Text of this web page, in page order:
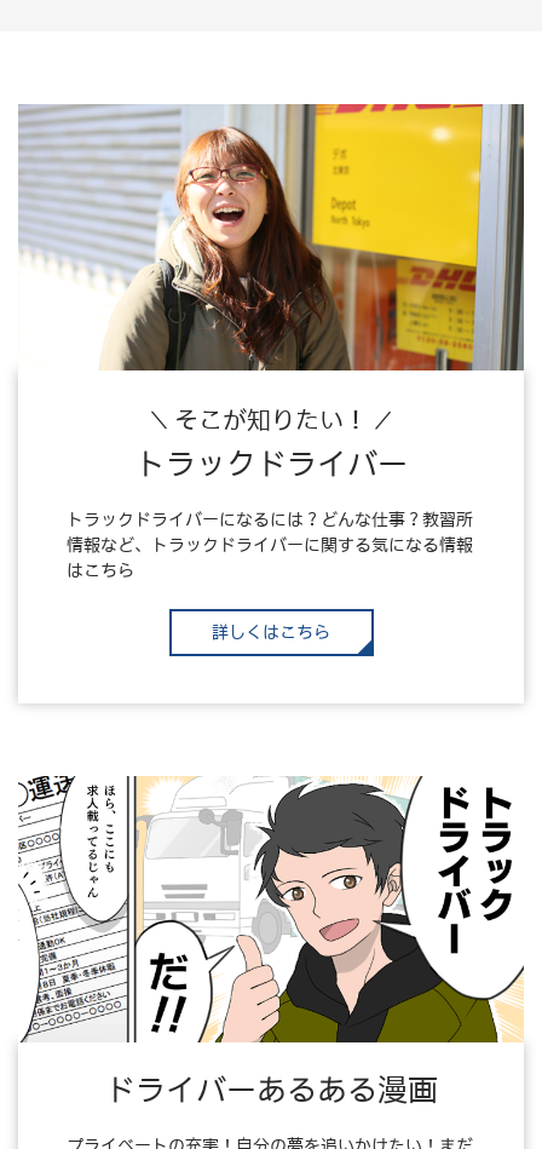
そこが知りたい！
トラックドライバー
トラックドライバーになるには？どんな仕事？教習所
情報など、トラックドライバーに関する気になる情報
はこちら
詳しくはこちら
ドライバーあるある漫画